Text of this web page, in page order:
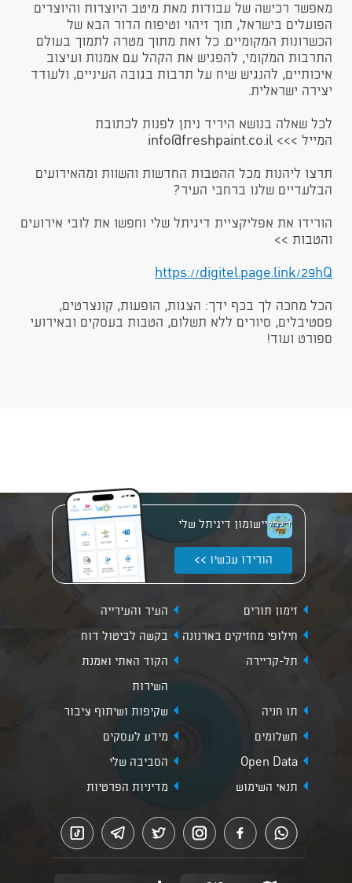
מאפשר רכישה של עבודות מאת מיטב היוצרות והיוצרים
הפועלים בישראל, תוך זיהוי וטיפוח הדור הבא של
הכשרונות המקומיים. כל זאת מתוך מטרה לתמוך בעולם
התרבות המקומי, להפגיש את הקהל עם אמנות ועיצוב
איכותיים, להנגיש שיח על תרבות בגובה העיניים, ולעודד
יצירה ישראלית.
לכל שאלה בנושא היריד ניתן לפנות לכתובת
המייל >>> info@freshpaint.co.il​
תרצו ליהנות מכל ההטבות החדשות והשוות ומהאירועים
הבלעדיים שלנו ברחבי העיר?​
הורידו את אפליקציית דיגיתל שלי וחפשו את לובי אירועים
והטבות >>
https://digitel.page.link/29hQ
הכל מחכה לך בכף ידך: הצגות, הופעות, קונצרטים,
פסטיבלים, סיורים ללא תשלום, הטבות בעסקים ובאירועי
ספורט ועוד!
יישומון דיגיתל שלי
הורידו עכשיו >>
זימון תורים
העיר והעירייה
חילופי מחזיקים בארנונה
בקשה לביטול דוח
תל-קריירה
הקוד האתי ואמנת
השירות
תו חניה
שקיפות ושיתוף ציבור
תשלומים
מידע לעסקים
Open Data
הסביבה שלי
תנאי השימוש
מדיניות הפרטיות